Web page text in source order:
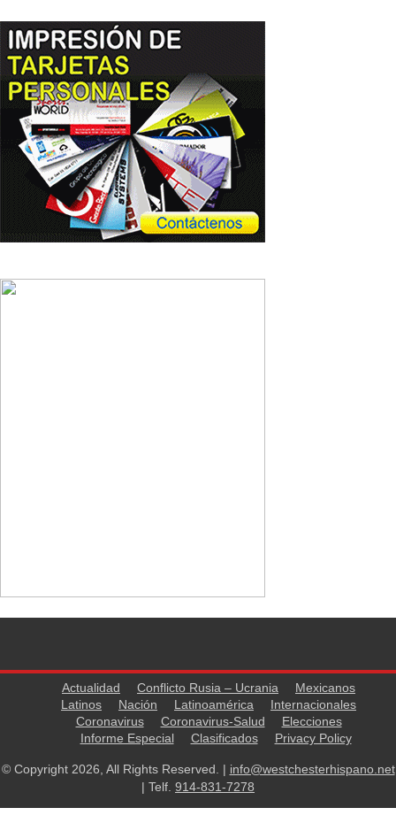
Actualidad Conflicto Rusia – Ucrania
Mexicanos
Latinos
Nación Latinoamérica
Internacionales
Coronavirus
Coronavirus-Salud
Elecciones
Informe Especial
Clasificados Privacy Policy
© Copyright 2026, All Rights Reserved. | info@westchesterhispano.net
| Telf. 914-831-7278